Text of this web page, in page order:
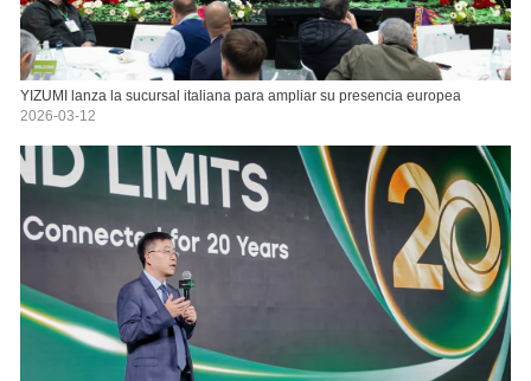
YIZUMI lanza la sucursal italiana para ampliar su presencia europea
2026-03-12